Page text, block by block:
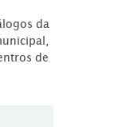
da
de